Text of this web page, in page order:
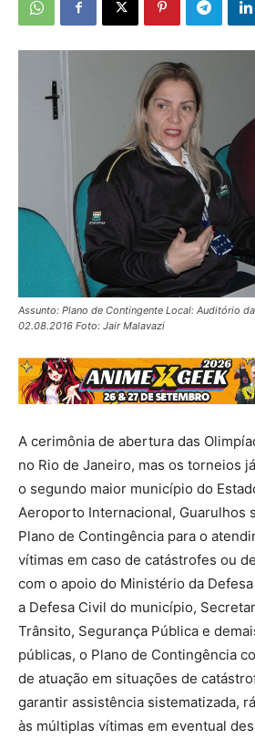
Assunto: Plano de Contingente Local: Auditório
02.08.2016 Foto: Jair Malavazi
A cerimônia de abertura das
no Rio de Janeiro, mas os torneios
o segundo maior município do
Aeroporto Internacional, Guarulhos
Plano de Contingência para o
vítimas em caso de catástrofes ou
com o apoio do Ministério da
a Defesa Civil do município,
Trânsito, Segurança Pública e
públicas, o Plano de Contingência
de atuação em situações de
garantir assistência sistematizada,
às múltiplas vítimas em eventual